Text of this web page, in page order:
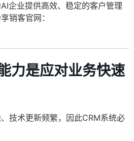
企业提供高效、稳定的客户管理
销客官网：
力是应对业务快速
技术更新频繁，因此CRM系统必